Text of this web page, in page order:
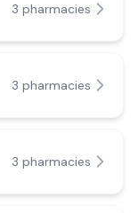
3 pharmacies
3 pharmacies
3 pharmacies